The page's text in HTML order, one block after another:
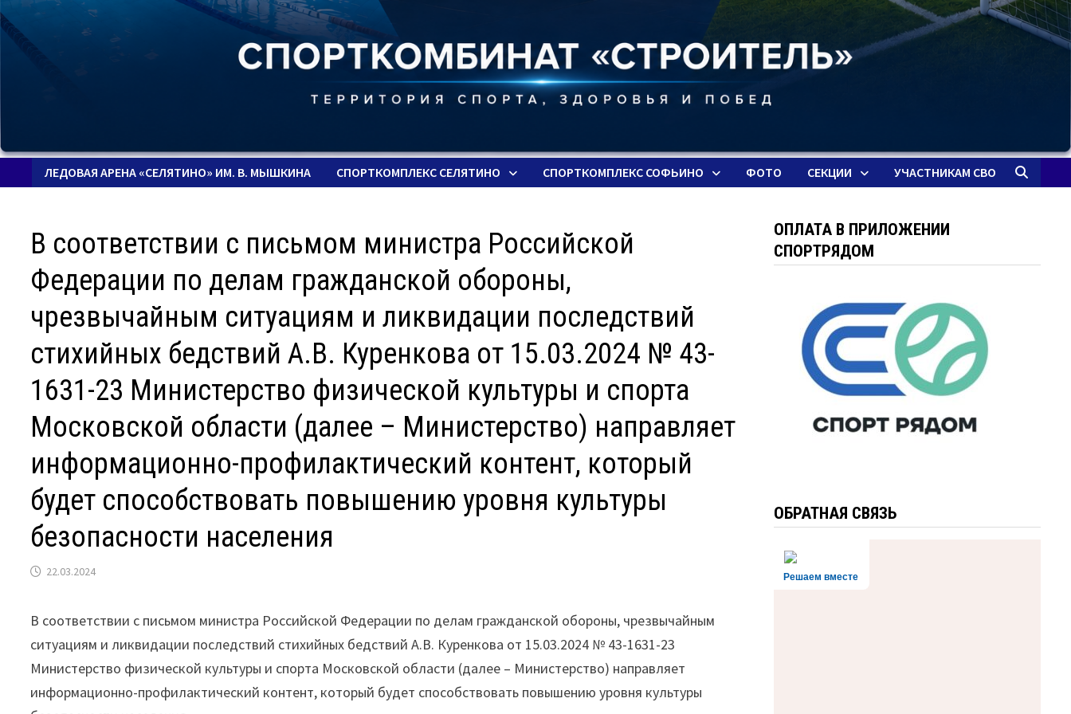
ЛЕДОВАЯ АРЕНА «СЕЛЯТИНО» ИМ. В. МЫШКИНА СПОРТКОМПЛЕКС СЕЛЯТИНО СПОРТКОМПЛЕКС СОФЬИНО ФОТО СЕКЦИИ УЧАСТНИКАМ СВО
В соответствии с письмом министра Российской
Федерации по делам гражданской обороны,
чрезвычайным ситуациям и ликвидации последствий
стихийных бедствий А.В. Куренкова от 15.03.2024 № 43-
1631-23 Министерство физической культуры и спорта
Московской области (далее – Министерство) направляет
информационно-профилактический контент, который
будет способствовать повышению уровня культуры
безопасности населения
22.03.2024
В соответствии с письмом министра Российской Федерации по делам гражданской обороны, чрезвычайным
ситуациям и ликвидации последствий стихийных бедствий А.В. Куренкова от 15.03.2024 № 43-1631-23
Министерство физической культуры и спорта Московской области (далее – Министерство) направляет
информационно-профилактический контент, который будет способствовать повышению уровня культуры
ОПЛАТА В ПРИЛОЖЕНИИ
СПОРТРЯДОМ
ОБРАТНАЯ СВЯЗЬ
Решаем вместе